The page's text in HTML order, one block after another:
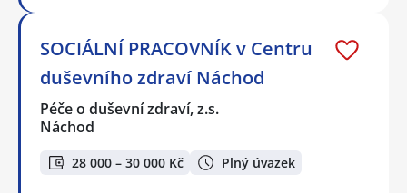
SOCIÁLNÍ PRACOVNÍK v Centru
duševního zdraví Náchod
Péče o duševní zdraví, z.s.
Náchod
28 000 – 30 000 Kč Plný úvazek